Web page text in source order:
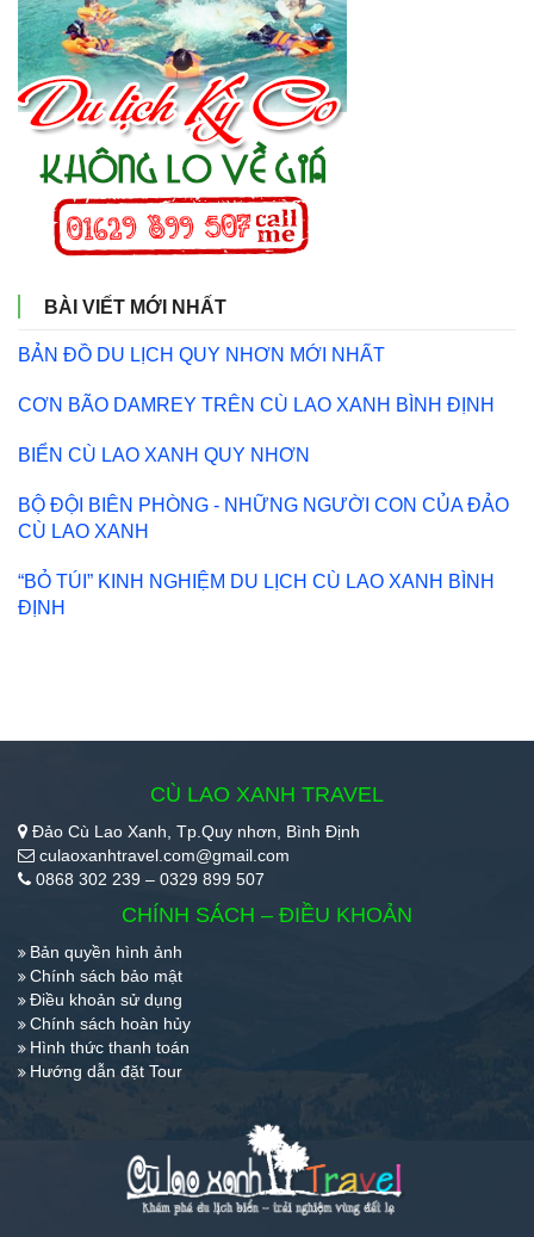
BÀI VIẾT MỚI NHẤT
BẢN ĐỒ DU LỊCH QUY NHƠN MỚI NHẤT
CƠN BÃO DAMREY TRÊN CÙ LAO XANH BÌNH ĐỊNH
BIỂN CÙ LAO XANH QUY NHƠN
BỘ ĐỘI BIÊN PHÒNG - NHỮNG NGƯỜI CON CỦA ĐẢO
CÙ LAO XANH
“BỎ TÚI” KINH NGHIỆM DU LỊCH CÙ LAO XANH BÌNH
ĐỊNH
CÙ LAO XANH TRAVEL
Đảo Cù Lao Xanh, Tp.Quy nhơn, Bình Định
culaoxanhtravel.com@gmail.com
0868 302 239 – 0329 899 507
CHÍNH SÁCH – ĐIỀU KHOẢN
Bản quyền hình ảnh
Chính sách bảo mật
Điều khoản sử dụng
Chính sách hoàn hủy
Hình thức thanh toán
Hướng dẫn đặt Tour